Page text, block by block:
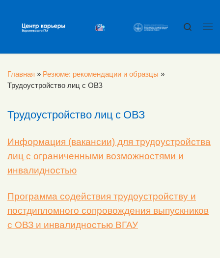
Search
Главная » Резюме: рекомендации и образцы »
Трудоустройство лиц с ОВЗ
Трудоустройство лиц с ОВЗ
Информация (вакансии) для трудоустройства
лиц с ограниченными возможностями и
инвалидностью
Программа содействия трудоустройству и
постдипломного сопровождения выпускников
с ОВЗ и инвалидностью ВГАУ